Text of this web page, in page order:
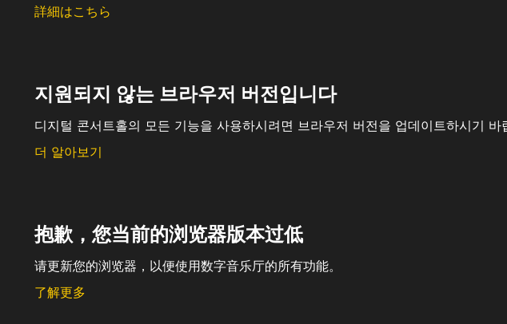
詳細はこちら
지원되지 않는 브라우저 버전입니다
디지털 콘서트홀의 모든 기능을 사용하시려면 브라우저 버전을 업데이트하시기 바
더 알아보기
抱歉，您当前的浏览器版本过低
请更新您的浏览器，以便使用数字音乐厅的所有功能。
了解更多